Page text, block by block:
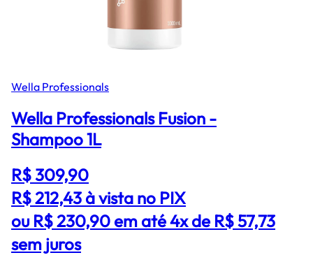
Wella Professionals
Wella Professionals Fusion -
Shampoo 1L
R$ 309,90
R$ 212,43à vista no PIX
ou R$ 230,90 em até 4x de R$ 57,73
sem juros